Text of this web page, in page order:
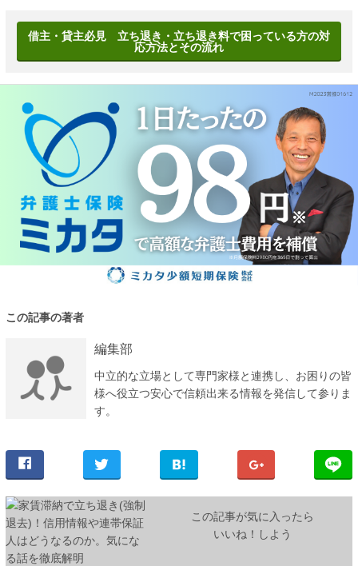
借主・貸主必見 立ち退き・立ち退き料で困っている方の対
応方法とその流れ
この記事の著者
編集部
中立的な立場として専門家様と連携し、お困りの皆
様へ役立つ安心で信頼出来る情報を発信して参りま
す。
この記事が気に入ったら
いいね！しよう